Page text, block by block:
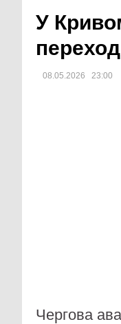
У
08.05.2026 23:00
Чергова